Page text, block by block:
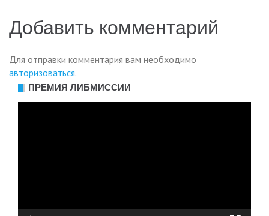
Добавить комментарий
Для отправки комментария вам необходимо
авторизоваться.
ПРЕМИЯ ЛИБМИССИИ